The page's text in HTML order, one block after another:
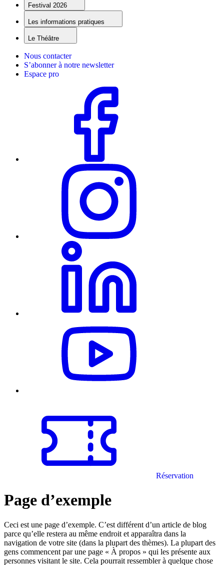
Festival 2026
Les informations pratiques
Le Théâtre
Nous contacter
S’abonner à notre newsletter
Espace pro
Réservation
Page d’exemple
Ceci est une page d’exemple. C’est différent d’un article de blog
parce qu’elle restera au même endroit et apparaîtra dans la
navigation de votre site (dans la plupart des thèmes). La plupart des
gens commencent par une page « À propos » qui les présente aux
personnes visitant le site. Cela pourrait ressembler à quelque chose